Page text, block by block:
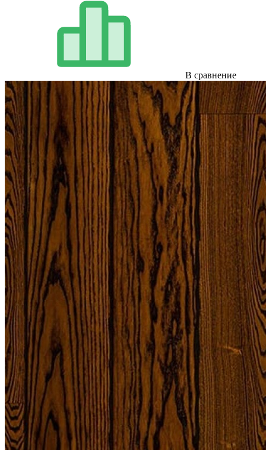
В сравнение